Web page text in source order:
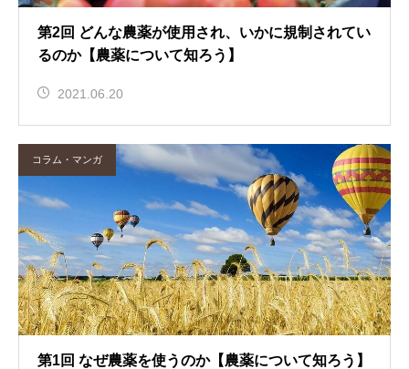
第2回 どんな農薬が使用され、いかに規制されてい
るのか【農薬について知ろう】
2021.06.20
コラム・マンガ
第1回 なぜ農薬を使うのか【農薬について知ろう】